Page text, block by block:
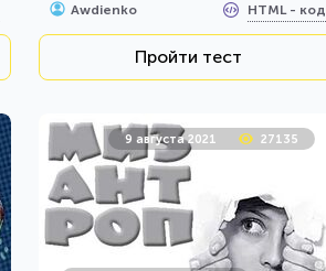
Awdienko HTML - код
Пройти тест
9 августа 2021 27135